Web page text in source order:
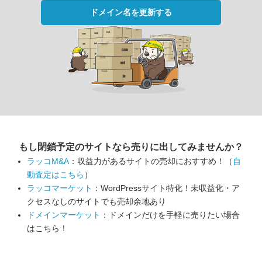
ドメイン名を更新する
もし閉鎖予定のサイトなら売りに出してみませんか？
ラッコM&A ：収益力があるサイトの売却におすすめ！（ 自
動査定はこちら ）
ラッコマーケット ：WordPressサイト特化！未収益化・ア
クセスなしのサイトでも売却余地あり
ドメインマーケット ：ドメインだけを手軽に売りたい場合
はこちら！